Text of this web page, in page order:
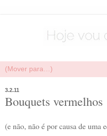
3.2.11
Bouquets vermelhos
(e não, não é por causa de uma